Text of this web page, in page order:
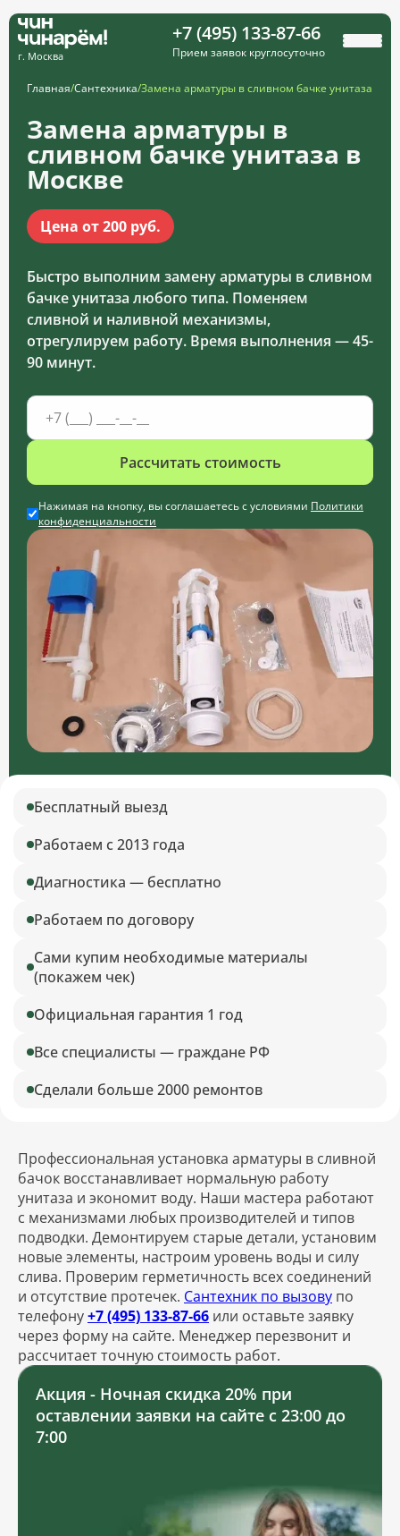
г. Москва
+7 (495) 133-87-66
Прием заявок круглосуточно
Главная/Сантехника/Замена арматуры в сливном бачке унитаза
Замена арматуры в
сливном бачке унитаза в
Москве
Цена от 200 руб.
Быстро выполним замену арматуры в сливном
бачке унитаза любого типа. Поменяем
сливной и наливной механизмы,
отрегулируем работу. Время выполнения — 45-
90 минут.
Рассчитать стоимость
Нажимая на кнопку, вы соглашаетесь с условиями Политики
конфиденциальности
Бесплатный выезд
Работаем с 2013 года
Диагностика — бесплатно
Работаем по договору
Сами купим необходимые материалы
(покажем чек)
Официальная гарантия 1 год
Все специалисты — граждане РФ
Сделали больше 2000 ремонтов
Профессиональная установка арматуры в сливной
бачок восстанавливает нормальную работу
унитаза и экономит воду. Наши мастера работают
с механизмами любых производителей и типов
подводки. Демонтируем старые детали, установим
новые элементы, настроим уровень воды и силу
слива. Проверим герметичность всех соединений
и отсутствие протечек. Сантехник по вызову по
телефону+7 (495) 133-87-66 или оставьте заявку
через форму на сайте. Менеджер перезвонит и
рассчитает точную стоимость работ.
Акция - Ночная скидка 20% при
оставлении заявки на сайте с 23:00 до
7:00